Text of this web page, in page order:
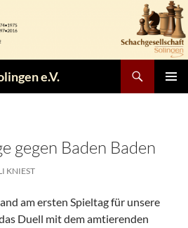
e.V.
gegen Baden Baden
KNIEST
am ersten Spieltag für unsere
Duell mit dem amtierenden